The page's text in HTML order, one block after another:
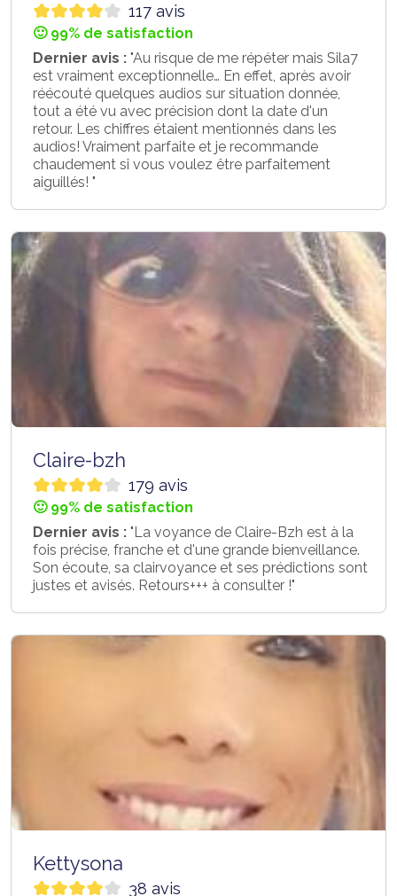
117 avis
🙂 99% de satisfaction
Dernier avis : "Au risque de me répéter mais Sila7
est vraiment exceptionnelle… En effet, après avoir
réécouté quelques audios sur situation donnée,
tout a été vu avec précision dont la date d'un
retour. Les chiffres étaient mentionnés dans les
audios! Vraiment parfaite et je recommande
chaudement si vous voulez être parfaitement
aiguillés! "
Claire-bzh
179 avis
🙂 99% de satisfaction
Dernier avis : "La voyance de Claire-Bzh est à la
fois précise, franche et d'une grande bienveillance.
Son écoute, sa clairvoyance et ses prédictions sont
justes et avisés. Retours+++ à consulter !"
Kettysona
38 avis